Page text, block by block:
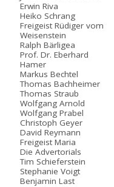
Erwin Riva
Heiko Schrang
Freigeist Rüdiger vom
Weisenstein
Ralph Bärligea
Prof. Dr. Eberhard
Hamer
Markus Bechtel
Thomas Bachheimer
Thomas Straub
Wolfgang Arnold
Wolfgang Prabel
Christoph Geyer
David Reymann
Freigeist Maria
Die Advertorials
Tim Schieferstein
Stephanie Voigt
Benjamin Last